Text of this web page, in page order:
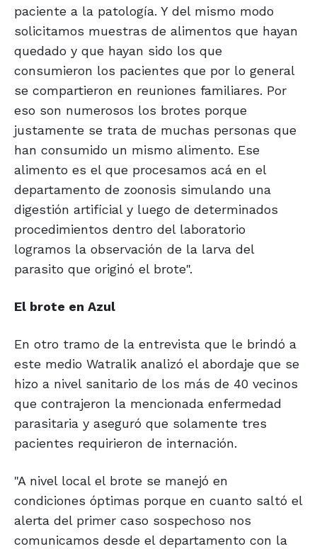
paciente a la patología. Y del mismo modo
solicitamos muestras de alimentos que hayan
quedado y que hayan sido los que
consumieron los pacientes que por lo general
se compartieron en reuniones familiares. Por
eso son numerosos los brotes porque
justamente se trata de muchas personas que
han consumido un mismo alimento. Ese
alimento es el que procesamos acá en el
departamento de zoonosis simulando una
digestión artificial y luego de determinados
procedimientos dentro del laboratorio
logramos la observación de la larva del
parasito que originó el brote".
El brote en Azul
En otro tramo de la entrevista que le brindó a
este medio Watralik analizó el abordaje que se
hizo a nivel sanitario de los más de 40 vecinos
que contrajeron la mencionada enfermedad
parasitaria y aseguró que solamente tres
pacientes requirieron de internación.
"A nivel local el brote se manejó en
condiciones óptimas porque en cuanto saltó el
alerta del primer caso sospechoso nos
comunicamos desde el departamento con la